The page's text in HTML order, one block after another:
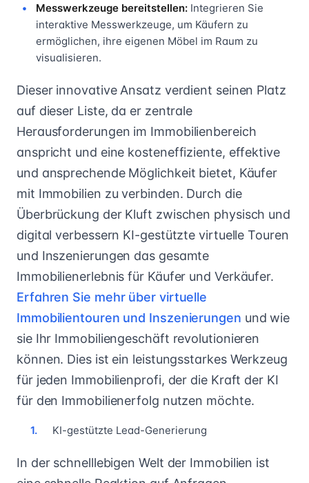
Messwerkzeuge bereitstellen: Integrieren Sie
interaktive Messwerkzeuge, um Käufern zu
ermöglichen, ihre eigenen Möbel im Raum zu
visualisieren.
Dieser innovative Ansatz verdient seinen Platz
auf dieser Liste, da er zentrale
Herausforderungen im Immobilienbereich
anspricht und eine kosteneffiziente, effektive
und ansprechende Möglichkeit bietet, Käufer
mit Immobilien zu verbinden. Durch die
Überbrückung der Kluft zwischen physisch und
digital verbessern KI-gestützte virtuelle Touren
und Inszenierungen das gesamte
Immobilienerlebnis für Käufer und Verkäufer.
Erfahren Sie mehr über virtuelle
Immobilientouren und Inszenierungen und wie
sie Ihr Immobiliengeschäft revolutionieren
können. Dies ist ein leistungsstarkes Werkzeug
für jeden Immobilienprofi, der die Kraft der KI
für den Immobilienerfolg nutzen möchte.
KI-gestützte Lead-Generierung
In der schnelllebigen Welt der Immobilien ist